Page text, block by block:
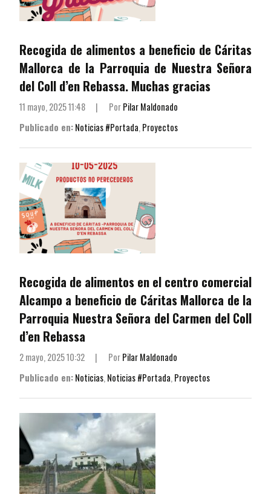
Recogida de alimentos a beneficio de Cáritas
Mallorca de la Parroquia de Nuestra Señora
del Coll d’en Rebassa. Muchas gracias
11 mayo, 2025 11:48 | PorPilar Maldonado
Publicado en:Noticias #Portada, Proyectos
Recogida de alimentos en el centro comercial
Alcampo a beneficio de Cáritas Mallorca de la
Parroquia Nuestra Señora del Carmen del Coll
d’en Rebassa
2 mayo, 2025 10:32 | PorPilar Maldonado
Publicado en:Noticias,Noticias #Portada,Proyectos